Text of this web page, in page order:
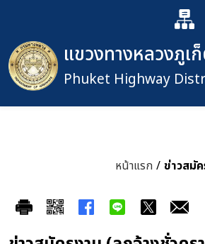
แผนผั
เปิดก
แขวงทางหลวงภูเ
Phuket Highway
หน้าแรก / ข่าวสมั